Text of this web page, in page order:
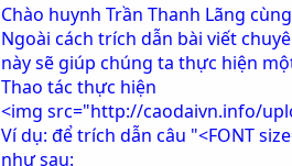
Chào huynh Trần Thanh Lãng
Ngoài cách trích dẫn bài viết
này sẽ giúp chúng ta thực hiện
Thao tác thực hiện
<img src="http://caodaivn.info/
Ví dụ: để trích dẫn câu "<FONT
như sau: